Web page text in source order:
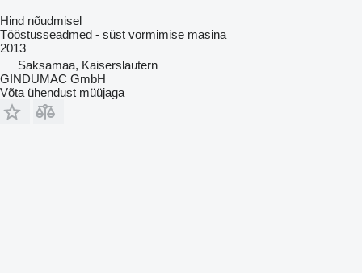
Hind nõudmisel
Tööstusseadmed - süst vormimise masina
2013
Saksamaa, Kaiserslautern
GINDUMAC GmbH
Võta ühendust müüjaga